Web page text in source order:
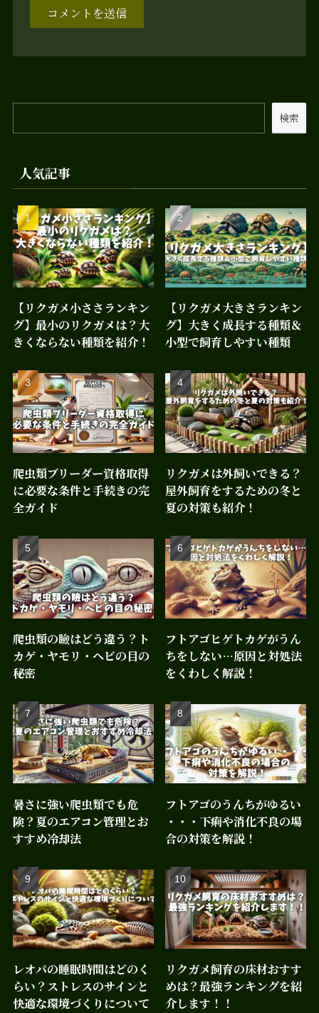
検索
人気記事
【リクガメ小ささランキン
グ】最小のリクガメは？大
きくならない種類を紹介！
【リクガメ大きさランキン
グ】大きく成長する種類＆
小型で飼育しやすい種類
爬虫類ブリーダー資格取得
に必要な条件と手続きの完
全ガイド
リクガメは外飼いできる？
屋外飼育をするための冬と
夏の対策も紹介！
爬虫類の瞼はどう違う？ト
カゲ・ヤモリ・ヘビの目の
秘密
フトアゴヒゲトカゲがうん
ちをしない…原因と対処法
をくわしく解説！
暑さに強い爬虫類でも危
険？夏のエアコン管理とお
すすめ冷却法
フトアゴのうんちがゆるい
・・・下痢や消化不良の場
合の対策を解説！
レオパの睡眠時間はどのく
らい？ストレスのサインと
快適な環境づくりについて
リクガメ飼育の床材おすす
めは？最強ランキングを紹
介します！！